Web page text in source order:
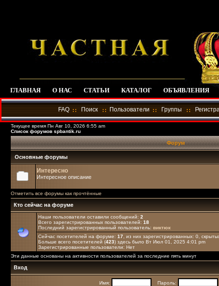
ГЛАВНАЯ О НАС СТАТЬИ КАТАЛОГ ОБЪЯВЛЕНИЯ
FAQ Поиск Пользователи Группы
Текущее время Пн Авг 10, 2026 6:55 am
Список форумов spbantik.ru
Форум
Основные форумы
Интересно
Интересное описание
Отметить все форумы как прочтённые
Кто сейчас на форуме
Наши пользователи оставили сообщений: 2
Всего зарегистрированных пользователей: 18
Последний зарегистрированный пользователь: виктюк
Сейчас посетителей на форуме: 17 , из них зарегистрированных: 0,
Больше всего посетителей (423) здесь было Вт Июл 01, 2025 4:01 pm
Зарегистрированные пользователи: Нет
Эти данные основаны на активности пользователей за последние пять минут
Вход
Имя: Пароль: